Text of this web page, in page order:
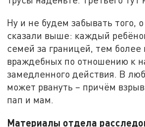
Ну и не будем забывать того,
сказали выше: каждый
семей за границей, тем более
враждебных по отношению к
замедленного действия. В
может рвануть – причём
пап и мам.
Материалы отдела